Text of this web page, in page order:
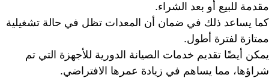
مقدمة للبيع أو بعد الشراء.
كما يساعد ذلك في ضمان أن المعدات تظل في حالة تشغيلية
ممتازة لفترة أطول.
يمكن أيضًا تقديم خدمات الصيانة الدورية للأجهزة التي تم
شراؤها، مما يساهم في زيادة عمرها الافتراضي.